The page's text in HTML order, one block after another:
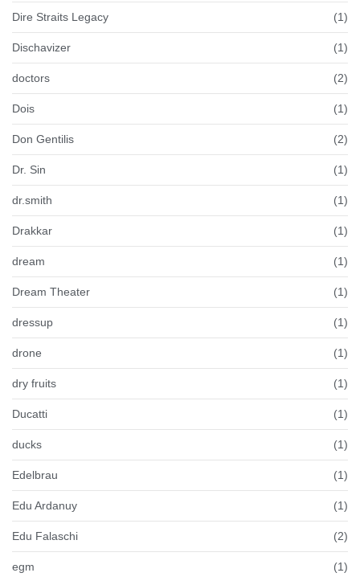
Dire Straits Legacy (1)
Dischavizer (1)
doctors (2)
Dois (1)
Don Gentilis (2)
Dr. Sin (1)
dr.smith (1)
Drakkar (1)
dream (1)
Dream Theater (1)
dressup (1)
drone (1)
dry fruits (1)
Ducatti (1)
ducks (1)
Edelbrau (1)
Edu Ardanuy (1)
Edu Falaschi (2)
egm (1)